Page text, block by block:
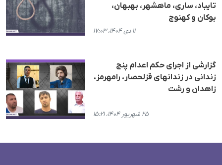
تایباد، ساری، ماهشهر، بهبهان،
بوکان و کهنوج
۱۱ دی ۱۴۰۴، ۱۷:۰۳
گزارشی از اجرای حکم اعدام پنج
زندانی در زندانهای قزلحصار، رامهرمز،
زاهدان و رشت
۲۵ شهریور ۱۴۰۴، ۱۵:۲۱